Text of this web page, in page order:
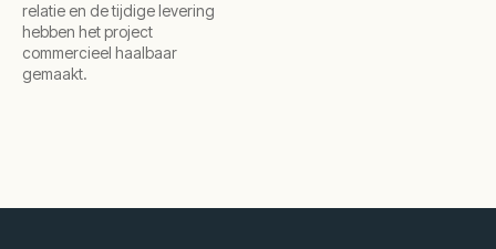
relatie en de tijdige levering
hebben het project
commercieel haalbaar
gemaakt.